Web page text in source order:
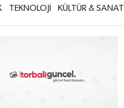
TEKNOLOJİ KÜLTÜR & SANAT